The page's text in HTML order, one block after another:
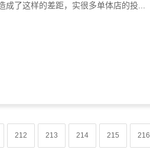
了这样的差距，实很多单体店的投...
212 213 214 215 216